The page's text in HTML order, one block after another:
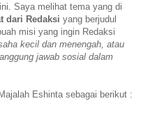
Saya melihat tema yang di
dari Redaksi yang berjudul
misi yang ingin Redaksi
kecil dan menengah, atau
jawab sosial dalam
Eshinta sebagai berikut :